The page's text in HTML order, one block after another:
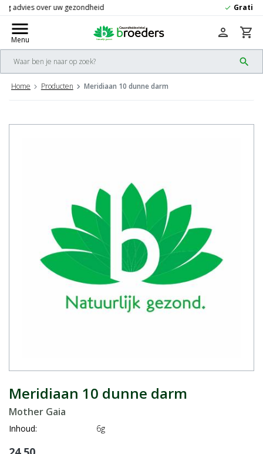
check Gratis
menu
Menu
search
person shopping_cart
Home Producten Meridiaan 10 dunne darm
Meridiaan 10 dunne darm
Mother Gaia
Inhoud: 6g